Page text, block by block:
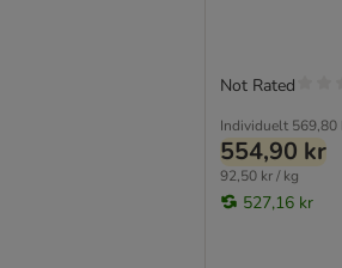
Individuelt 569,80
554,90 kr
92,50 kr / kg
527,16 kr
Not Rated